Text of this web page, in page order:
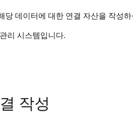
당 데이터에 대한 연결 자산을 작성
리 시스템입니다.
작성